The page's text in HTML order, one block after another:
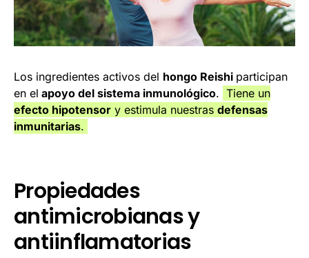
Los ingredientes activos del hongo Reishi participan
en el apoyo del sistema inmunológico. Tiene un
efecto hipotensor y estimula nuestras defensas
inmunitarias.
Propiedades
antimicrobianas y
antiinflamatorias